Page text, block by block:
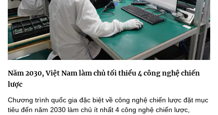
Năm 2030, Việt Nam làm chủ tối thiểu 4 công nghệ chiến
lược
Chương trình quốc gia đặc biệt về công nghệ chiến lược đặt mục
tiêu đến năm 2030 làm chủ ít nhất 4 công nghệ chiến lược,